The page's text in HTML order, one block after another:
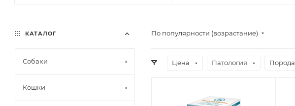
По популярности (возрастание)
Цена Патология Порода
КАТАЛОГ
Собаки
Кошки